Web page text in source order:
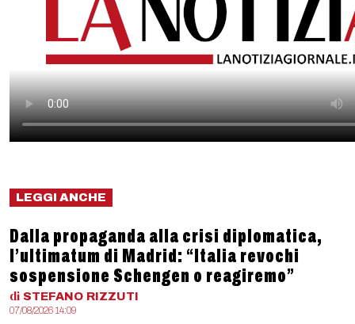
LEGGI ANCHE
Dalla propaganda alla crisi diplomatica,
l’ultimatum di Madrid: “Italia revochi
sospensione Schengen o reagiremo”
di STEFANO RIZZUTI
07/08/2026 14:09